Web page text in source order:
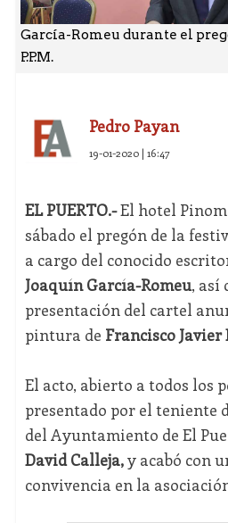
García-Romeu durante el
P.P.M.
Pedro Payan
19-01-2020 | 16:47
EL PUERTO.-El hotel
sábado el pregón de la
a cargo del conocido
Joaquín García-Romeu, así
presentación del cartel
pintura de Francisco Javier
El acto, abierto a todos los
presentado por el teniente
del Ayuntamiento de El
David Calleja,y acabó con
convivencia en la